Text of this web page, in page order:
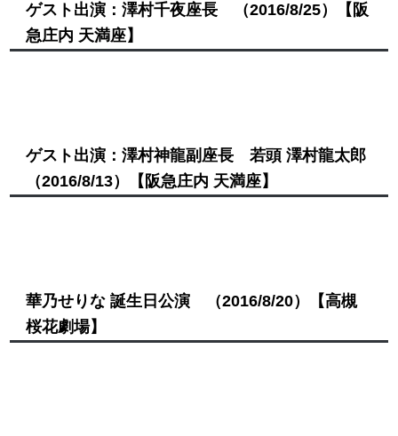
ゲスト出演：澤村千夜座長 （2016/8/25）
【阪
急庄内 天満座】
ゲスト出演：澤村神龍副座長 若頭 澤村龍太郎
（2016/8/13）
【阪急庄内 天満座】
華乃せりな 誕生日公演 （2016/8/20）
【高槻
桜花劇場】